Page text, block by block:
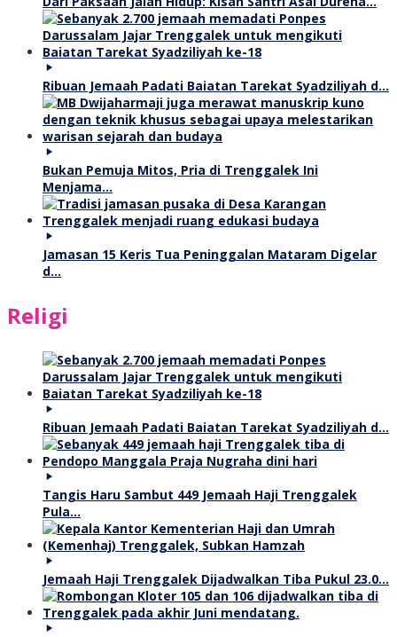
Ribuan Jemaah Padati Baiatan Tarekat Syadziliyah d…
Bukan Pemuja Mitos, Pria di Trenggalek Ini
Menjama…
Jamasan 15 Keris Tua Peninggalan Mataram Digelar
d…
Religi
Ribuan Jemaah Padati Baiatan Tarekat Syadziliyah d…
Tangis Haru Sambut 449 Jemaah Haji Trenggalek
Pula…
Jemaah Haji Trenggalek Dijadwalkan Tiba Pukul 23.0…